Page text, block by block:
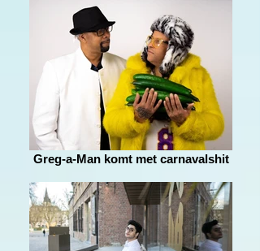
Greg-a-Man komt met carnavalshit